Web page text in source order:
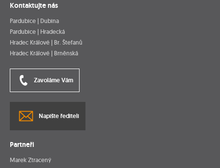
Kontaktujte nás
Pardubice | Dubina
Pardubice | Hradecká
Hradec Králové | Br. Štefanů
Hradec Králové | Brněnská
Zavoláme Vám
Napište řediteli
Partneři
Marek Ztracený